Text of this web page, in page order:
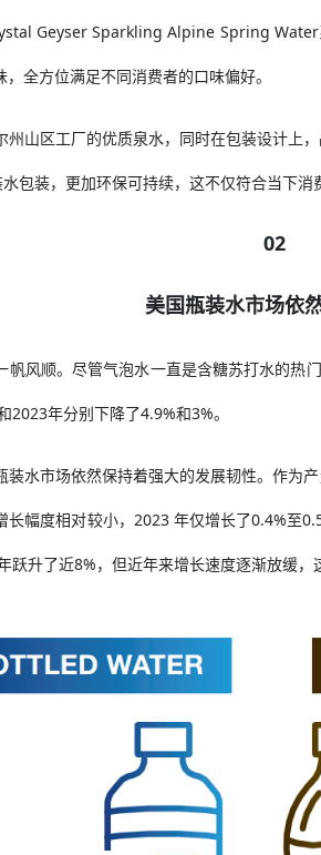
Geyser Sparkling Alpine Spring Water
全方位满足不同消费者的口味偏好。
山区工厂的优质泉水，同时在包装设计上
包装，更加环保可持续，这不仅符合当下
02
美国瓶装水市场依
帆风顺。尽管气泡水一直是含糖苏打水的热
年分别下降了4.9%和3%。
装水市场依然保持着强大的发展韧性。作为
长幅度相对较小，2023 年仅增长了0.4%至
跃升了近8%，但近年来增长速度逐渐放缓，